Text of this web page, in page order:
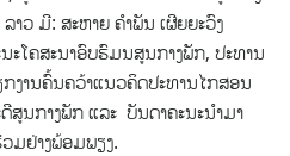
າວ ມີ: ສະຫາຍ ຄຳພັນ ເຜີຍຍະວົງ
ໂຄສະນາອົບຮົມນສູນກາງພັກ, ປະທານ
ງານຄົ້ນຄວ້າແນວຄິດປະທານໄກສອນ
ນກາງພັກ ແລະ ບັນດາຄະນະນຳມາ
ມຢ່າງພ້ອມພຽງ.